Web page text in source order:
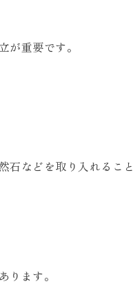
重要です。
石などを取り入れること
ます。